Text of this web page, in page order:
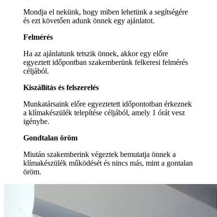
Mondja el nekünk, hogy miben lehetünk a segítségére
és ezt követően adunk önnek egy ajánlatot.
Felmérés
Ha az ajánlatunk tetszik önnek, akkor egy előre
egyeztett időpontban szakemberünk felkeresi felmérés
céljából.
Kiszállítás és felszerelés
Munkatársaink előre egyeztetett időpontotban érkeznek
a klímakészülék telepítése céljából, amely 1 órát vesz
igénybe.
Gondtalan öröm
Miután szakemberink végeztek bemutatja önnek a
klímakészülék működését és nincs más, mint a gontalan
öröm.